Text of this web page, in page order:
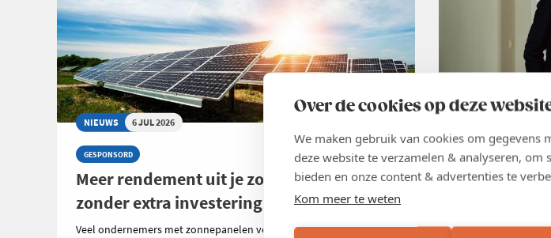
Over de cookies op deze
We maken gebruik van cookies om gegevens
deze website te verzamelen & analyseren,
bieden en onze content & advertenties te
Kom meer te weten
NIEUWS 6 JUL 2026
GESPONSORD
Meer rendement uit je zonnepanelen,
zonder extra investering
Veel ondernemers met zonnepanelen vergelijken zorgvuldig hun
Groei
belastingen